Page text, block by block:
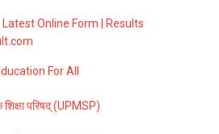
Online Form | Results
For All
परिषद् (UPMSP)